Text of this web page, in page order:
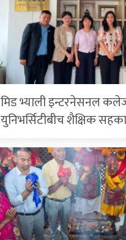
मिड भ्याली इन्टरनेसनल
युनिभर्सिटीबीच शैक्षिक